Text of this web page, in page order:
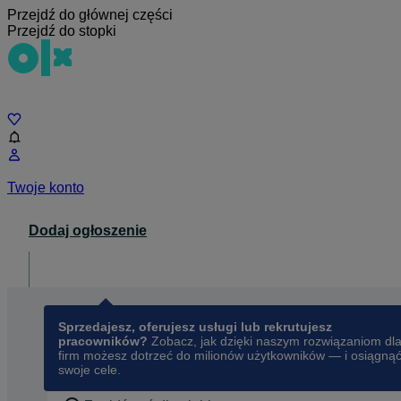
Przejdź do głównej części
Przejdź do stopki
Twoje konto
Dodaj ogłoszenie
Sprzedajesz, oferujesz usługi lub rekrutujesz
pracowników? Zobacz, jak dzięki naszym rozwiązaniom dla
firm możesz dotrzeć do milionów użytkowników — i osiągnąć
swoje cele.